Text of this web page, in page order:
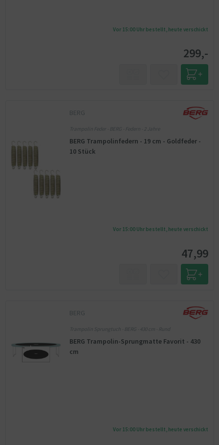
Vor 15:00 Uhr bestellt, heute verschickt
299,-
BERG
Trampolin Feder - BERG - Federn - 2 Jahre
BERG Trampolinfedern - 19 cm - Goldfeder -
10 Stück
Vor 15:00 Uhr bestellt, heute verschickt
47,99
BERG
Trampolin Sprungtuch - BERG - 430 cm - Rund
BERG Trampolin-Sprungmatte Favorit - 430
cm
Vor 15:00 Uhr bestellt, heute verschickt